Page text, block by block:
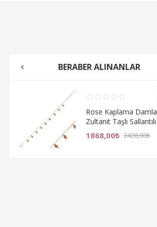
BERABER ALINANLAR
Rose Kaplama Damla
Zultanit Taşlı Sallantılı
Gümüş Bayan Bileklik
1868,00₺ 2428,00₺